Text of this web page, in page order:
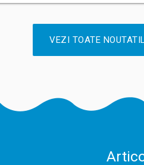
VEZI TOATE